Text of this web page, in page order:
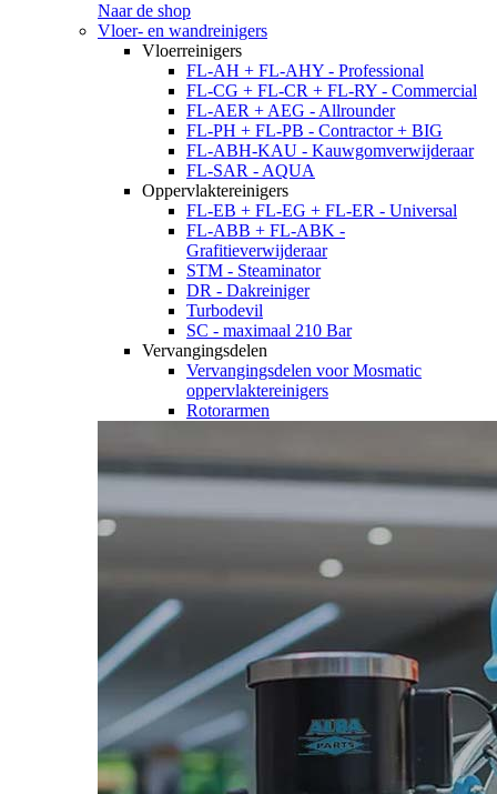
Naar de shop
Vloer- en wandreinigers
Vloerreinigers
FL-AH + FL-AHY - Professional
FL-CG + FL-CR + FL-RY - Commercial
FL-AER + AEG - Allrounder
FL-PH + FL-PB - Contractor + BIG
FL-ABH-KAU - Kauwgomverwijderaar
FL-SAR - AQUA
Oppervlaktereinigers
FL-EB + FL-EG + FL-ER - Universal
FL-ABB + FL-ABK -
Grafitieverwijderaar
STM - Steaminator
DR - Dakreiniger
Turbodevil
SC - maximaal 210 Bar
Vervangingsdelen
Vervangingsdelen voor Mosmatic
oppervlaktereinigers
Rotorarmen